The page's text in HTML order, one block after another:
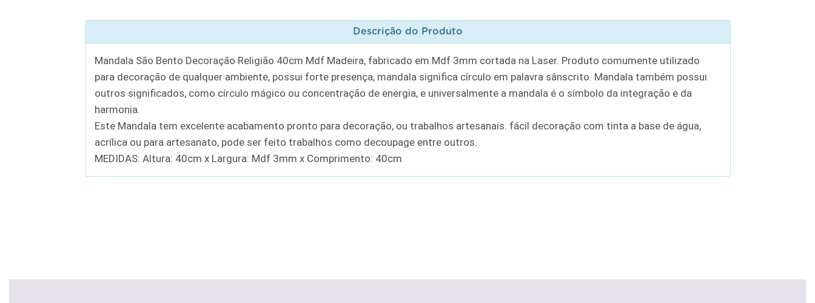
Descrição do Produto
Mandala São Bento Decoração Religião 40cm Mdf Madeira, fabricado em Mdf 3mm cortada na Laser. Produto comumente utilizado
para decoração de qualquer ambiente, possui forte presença, mandala significa círculo em palavra sânscrito. Mandala também possui
outros significados, como círculo mágico ou concentração de energia, e universalmente a mandala é o símbolo da integração e da
harmonia.
Este Mandala tem excelente acabamento pronto para decoração, ou trabalhos artesanais. fácil decoração com tinta a base de água,
acrílica ou para artesanato, pode ser feito trabalhos como decoupage entre outros.
MEDIDAS: Altura: 40cm x Largura: Mdf 3mm x Comprimento: 40cm